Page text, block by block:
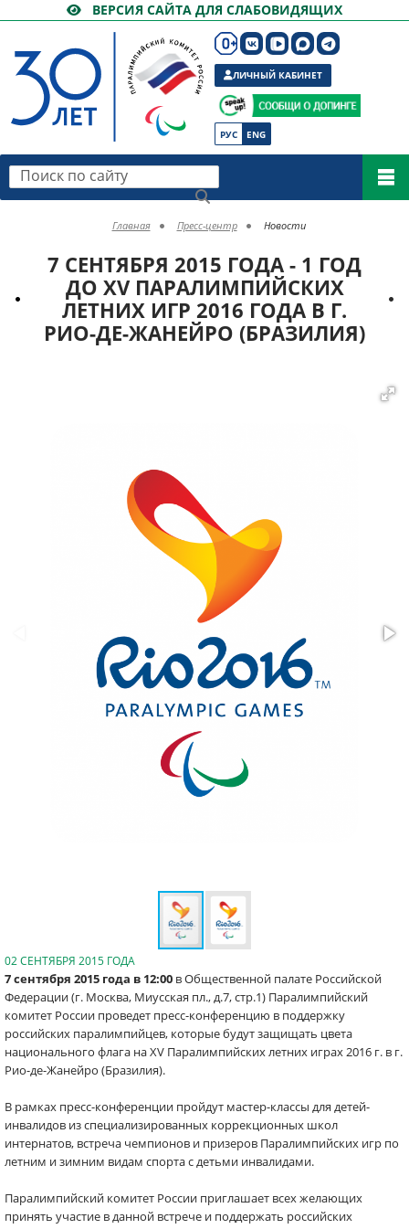
ВЕРСИЯ САЙТА ДЛЯ СЛАБОВИДЯЩИХ
РУС ENG
ЛИЧНЫЙ КАБИНЕТ
Поиск по сайту
Главная Пресс-центр Новости
7 СЕНТЯБРЯ 2015 ГОДА - 1 ГОД
ДО XV ПАРАЛИМПИЙСКИХ
ЛЕТНИХ ИГР 2016 ГОДА В Г.
РИО-ДЕ-ЖАНЕЙРО (БРАЗИЛИЯ)
02 СЕНТЯБРЯ 2015 ГОДА
7 сентября 2015 года в 12:00 в Общественной палате Российской
Федерации (г. Москва, Миусская пл., д.7, стр.1) Паралимпийский
комитет России проведет пресс-конференцию в поддержку
российских паралимпийцев, которые будут защищать цвета
национального флага на XV Паралимпийских летних играх 2016 г. в г.
Рио-де-Жанейро (Бразилия).
В рамках пресс-конференции пройдут мастер-классы для детей-
инвалидов из специализированных коррекционных школ
интернатов, встреча чемпионов и призеров Паралимпийских игр по
летним и зимним видам спорта с детьми инвалидами.
Паралимпийский комитет России приглашает всех желающих
принять участие в данной встрече и поддержать российских